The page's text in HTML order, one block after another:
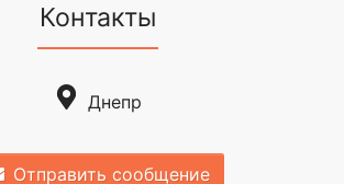
Контакты
Днепр
Отправить сообщение